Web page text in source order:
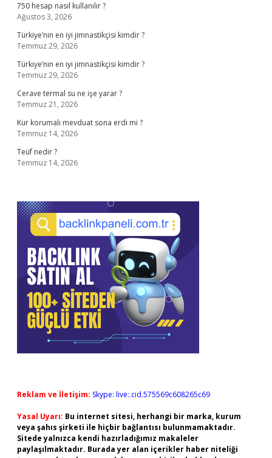
750 hesap nasıl kullanılır ?
Ağustos 3, 2026
Türkiye’nin en iyi jimnastikçisi kimdir ?
Temmuz 29, 2026
Türkiye’nin en iyi jimnastikçisi kimdir ?
Temmuz 29, 2026
Cerave termal su ne işe yarar ?
Temmuz 21, 2026
Kur korumalı mevduat sona erdi mi ?
Temmuz 14, 2026
Teüf nedir ?
Temmuz 14, 2026
Reklam ve İletişim: Skype: live:.cid.575569c608265c69
Yasal Uyarı: Bu internet sitesi, herhangi bir marka, kurum
veya şahıs şirketi ile hiçbir bağlantısı bulunmamaktadır.
Sitede yalnızca kendi hazırladığımız makaleler
paylaşılmaktadır. Burada yer alan içerikler haber niteliği